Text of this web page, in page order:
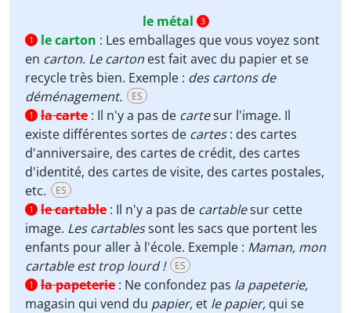
le métal
3
1
le carton : Les emballages que vous voyez sont
en carton. Le carton est fait avec du papier et se
recycle très bien. Exemple : des cartons de
déménagement.
ES
1 la carte : Il n'y a pas de cartesur l'image. Il
existe différentes sortes de cartes: des cartes
d'anniversaire, des cartes de crédit, des cartes
d'identité, des cartes de visite, des cartes postales,
etc.
ES
1 le cartable : Il n'y a pas de cartablesur cette
image. Les cartablessont les sacs que portent les
enfants pour aller à l'école. Exemple : Maman, mon
cartable est trop lourd !
ES
1 la papeterie : Ne confondez pas la papeterie,
magasin qui vend du papier, et le papier, qui se